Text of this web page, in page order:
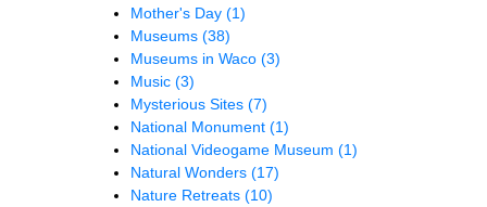
Mother's Day (1)
Museums (38)
Museums in Waco (3)
Music (3)
Mysterious Sites (7)
National Monument (1)
National Videogame Museum (1)
Natural Wonders (17)
Nature Retreats (10)